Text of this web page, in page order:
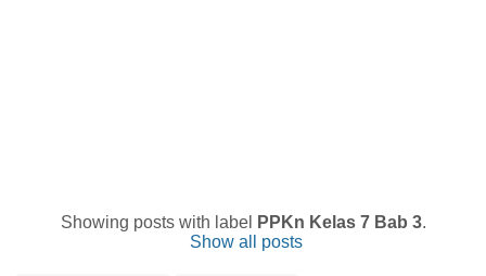
Showing posts with label PPKn Kelas 7 Bab 3.
Show all posts